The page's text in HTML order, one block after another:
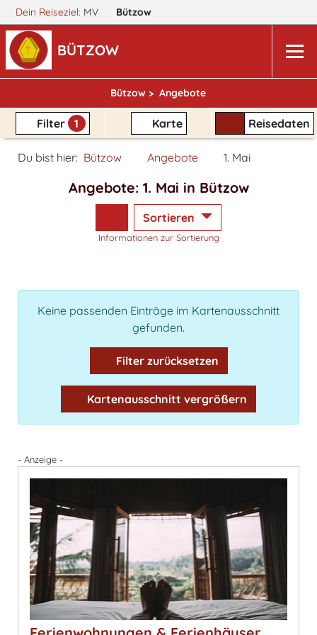
Dein Reiseziel: MV Bützow
BÜTZOW
Bützow > Angebote
Filter 1 Karte Reisedaten
Du bist hier: Bützow Angebote 1. Mai
Angebote: 1. Mai in Bützow
Sortieren
Informationen zur Sortierung
Keine passenden Einträge im Kartenausschnitt
gefunden.
Filter zurücksetzen
Kartenausschnitt vergrößern
- Anzeige -